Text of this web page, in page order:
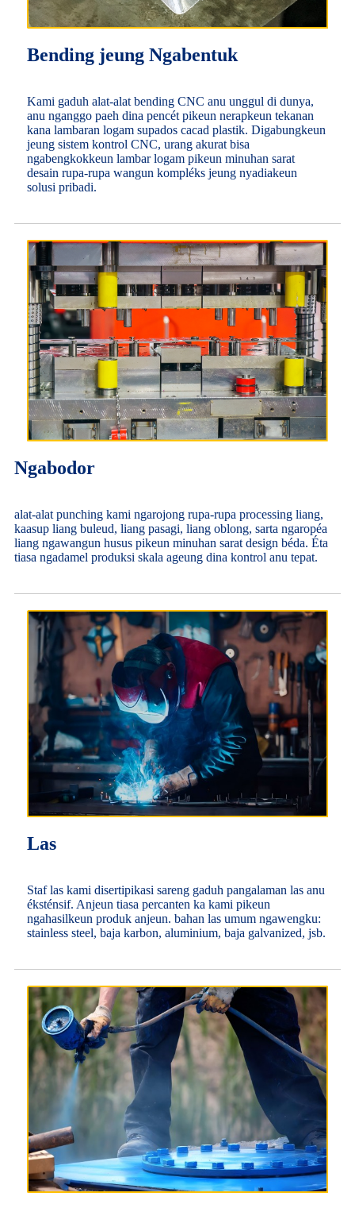
Bending jeung Ngabentuk
Kami gaduh alat-alat bending CNC anu unggul di dunya,
anu nganggo paeh dina pencét pikeun nerapkeun tekanan
kana lambaran logam supados cacad plastik. Digabungkeun
jeung sistem kontrol CNC, urang akurat bisa
ngabengkokkeun lambar logam pikeun minuhan sarat
desain rupa-rupa wangun kompléks jeung nyadiakeun
solusi pribadi.
Ngabodor
alat-alat punching kami ngarojong rupa-rupa processing liang,
kaasup liang buleud, liang pasagi, liang oblong, sarta ngaropéa
liang ngawangun husus pikeun minuhan sarat design béda. Éta
tiasa ngadamel produksi skala ageung dina kontrol anu tepat.
Las
Staf las kami disertipikasi sareng gaduh pangalaman las anu
éksténsif. Anjeun tiasa percanten ka kami pikeun
ngahasilkeun produk anjeun. bahan las umum ngawengku:
stainless steel, baja karbon, aluminium, baja galvanized, jsb.